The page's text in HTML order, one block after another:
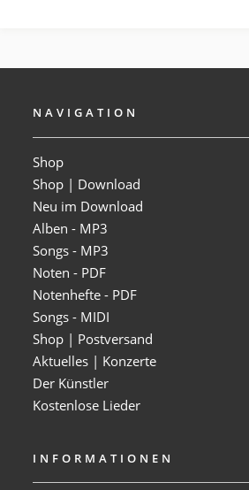
NAVIGATION
Shop
Shop | Download
Neu im Download
Alben - MP3
Songs - MP3
Noten - PDF
Notenhefte - PDF
Songs - MIDI
Shop | Postversand
Aktuelles | Konzerte
Der Künstler
Kostenlose Lieder
INFORMATIONEN